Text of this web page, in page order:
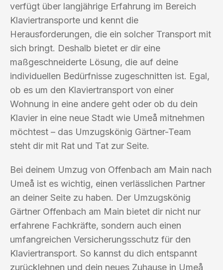
verfügt über langjährige Erfahrung im Bereich
Klaviertransporte und kennt die
Herausforderungen, die ein solcher Transport mit
sich bringt. Deshalb bietet er dir eine
maßgeschneiderte Lösung, die auf deine
individuellen Bedürfnisse zugeschnitten ist. Egal,
ob es um den Klaviertransport von einer
Wohnung in eine andere geht oder ob du dein
Klavier in eine neue Stadt wie Umeå mitnehmen
möchtest – das Umzugskönig Gärtner-Team
steht dir mit Rat und Tat zur Seite.
Bei deinem Umzug von Offenbach am Main nach
Umeå ist es wichtig, einen verlässlichen Partner
an deiner Seite zu haben. Der Umzugskönig
Gärtner Offenbach am Main bietet dir nicht nur
erfahrene Fachkräfte, sondern auch einen
umfangreichen Versicherungsschutz für den
Klaviertransport. So kannst du dich entspannt
zurücklehnen und dein neues Zuhause in Umeå